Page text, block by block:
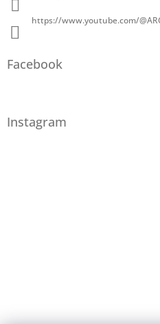
https://www.youtube.com/
Facebook
Instagram